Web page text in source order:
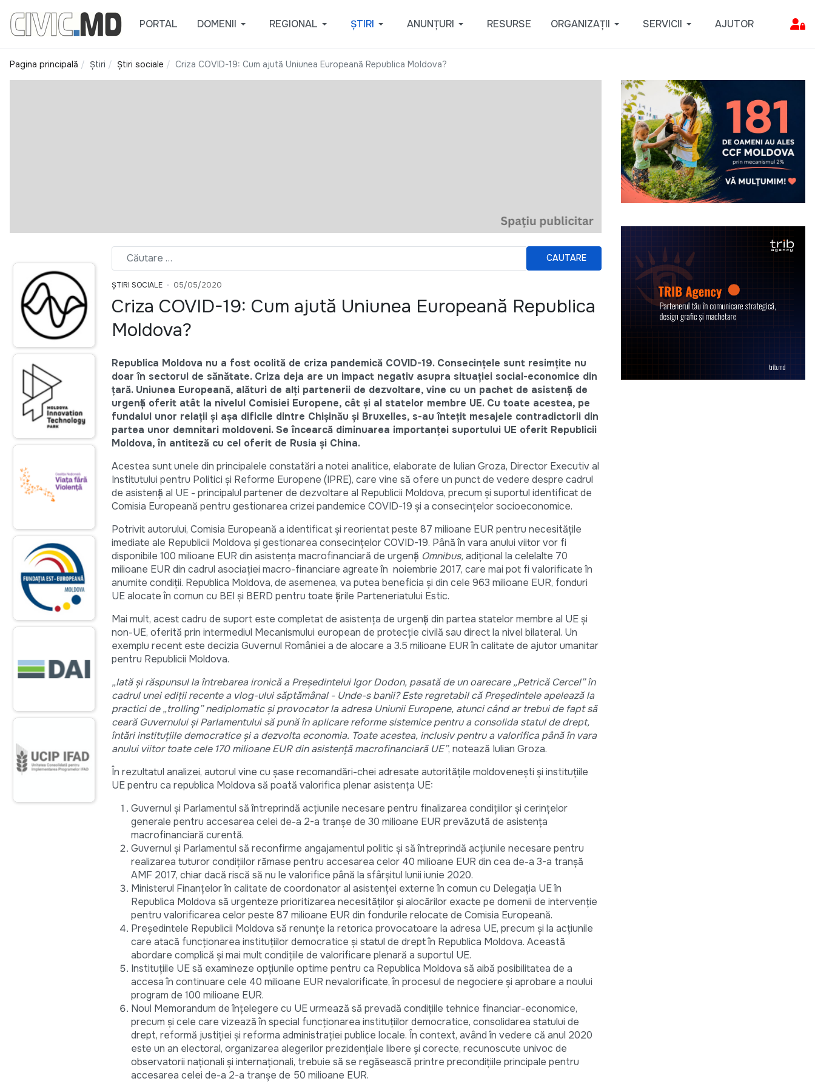
PORTAL DOMENII REGIONAL ȘTIRI ANUNȚURI RESURSE ORGANIZAȚII SERVICII AJUTOR
Pagina principală Știri Știri sociale Criza COVID-19: Cum ajută Uniunea Europeană Republica Moldova?
CAUTARE
ȘTIRI SOCIALE 05/05/2020
Criza COVID-19: Cum ajută Uniunea Europeană Republica
Moldova?
Republica Moldova nu a fost ocolită de criza pandemică COVID-19. Consecințele sunt resimțite nu
doar în sectorul de sănătate. Criza deja are un impact negativ asupra situației social-economice din
țară. Uniunea Europeană, alături de alți partenerii de dezvoltare, vine cu un pachet de asistență de
urgență oferit atât la nivelul Comisiei Europene, cât și al statelor membre UE. Cu toate acestea, pe
fundalul unor relații și așa dificile dintre Chișinău și Bruxelles, s-au întețit mesajele contradictorii din
partea unor demnitari moldoveni. Se încearcă diminuarea importanței suportului UE oferit Republicii
Moldova, în antiteză cu cel oferit de Rusia și China.
Acestea sunt unele din principalele constatări a notei analitice, elaborate de Iulian Groza, Director Executiv al
Institutului pentru Politici și Reforme Europene (IPRE), care vine să ofere un punct de vedere despre cadrul
de asistență al UE - principalul partener de dezvoltare al Republicii Moldova, precum și suportul identificat de
Comisia Europeană pentru gestionarea crizei pandemice COVID-19 și a consecințelor socioeconomice.
Potrivit autorului, Comisia Europeană a identificat și reorientat peste 87 milioane EUR pentru necesitățile
imediate ale Republicii Moldova și gestionarea consecințelor COVID-19. Până în vara anului viitor vor fi
disponibile 100 milioane EUR din asistența macrofinanciară de urgență Omnibus,adițional la celelalte 70
milioane EUR din cadrul asociației macro-financiare agreate în noiembrie 2017, care mai pot fi valorificate în
anumite condiții. Republica Moldova, de asemenea, va putea beneficia și din cele 963 milioane EUR, fonduri
UE alocate în comun cu BEI și BERD pentru toate țările Parteneriatului Estic.
Mai mult, acest cadru de suport este completat de asistența de urgență din partea statelor membre al UE și
non-UE, oferită prin intermediul Mecanismului european de protecție civilă sau direct la nivel bilateral. Un
exemplu recent este decizia Guvernul României a de alocare a 3.5 milioane EUR în calitate de ajutor umanitar
pentru Republicii Moldova.
„Iată și răspunsul la întrebarea ironică a Președintelui Igor Dodon, pasată de un oarecare „Petrică Cercel” în
cadrul unei ediții recente a vlog-ului săptămânal - Unde-s banii? Este regretabil că Președintele apelează la
practici de „trolling” nediplomatic și provocator la adresa Uniunii Europene, atunci când ar trebui de fapt să
ceară Guvernului și Parlamentului să pună în aplicare reforme sistemice pentru a consolida statul de drept,
întări instituțiile democratice și a dezvolta economia. Toate acestea, inclusiv pentru a valorifica până în vara
anului viitor toate cele 170 milioane EUR din asistență macrofinanciară UE”, notează Iulian Groza.
În rezultatul analizei, autorul vine cu șase recomandări-chei adresate autoritățile moldovenești și instituțiile
UE pentru ca republica Moldova să poată valorifica plenar asistența UE:
Guvernul și Parlamentul să întreprindă acțiunile necesare pentru finalizarea condițiilor și cerințelor
generale pentru accesarea celei de-a 2-a tranșe de 30 milioane EUR prevăzută de asistența
macrofinanciară curentă.
Guvernul și Parlamentul să reconfirme angajamentul politic și să întreprindă acțiunile necesare pentru
realizarea tuturor condițiilor rămase pentru accesarea celor 40 milioane EUR din cea de-a 3-a tranșă
AMF 2017, chiar dacă riscă să nu le valorifice până la sfârșitul lunii iunie 2020.
Ministerul Finanțelor în calitate de coordonator al asistenței externe în comun cu Delegația UE în
Republica Moldova să urgenteze prioritizarea necesităților și alocărilor exacte pe domenii de intervenție
pentru valorificarea celor peste 87 milioane EUR din fondurile relocate de Comisia Europeană.
Președintele Republicii Moldova să renunțe la retorica provocatoare la adresa UE, precum și la acțiunile
care atacă funcționarea instituțiilor democratice și statul de drept în Republica Moldova. Această
abordare complică și mai mult condițiile de valorificare plenară a suportul UE.
Instituțiile UE să examineze opțiunile optime pentru ca Republica Moldova să aibă posibilitatea de a
accesa în continuare cele 40 milioane EUR nevalorificate, în procesul de negociere și aprobare a noului
program de 100 milioane EUR.
Noul Memorandum de înțelegere cu UE urmează să prevadă condițiile tehnice financiar-economice,
precum și cele care vizează în special funcționarea instituțiilor democratice, consolidarea statului de
drept, reformă justiției și reforma administrației publice locale. În context, având în vedere că anul 2020
este un an electoral, organizarea alegerilor prezidențiale libere și corecte, recunoscute univoc de
observatorii naționali și internaționali, trebuie să se regăsească printre precondițiile principale pentru
accesarea celei de-a 2-a tranșe de 50 milioane EUR.